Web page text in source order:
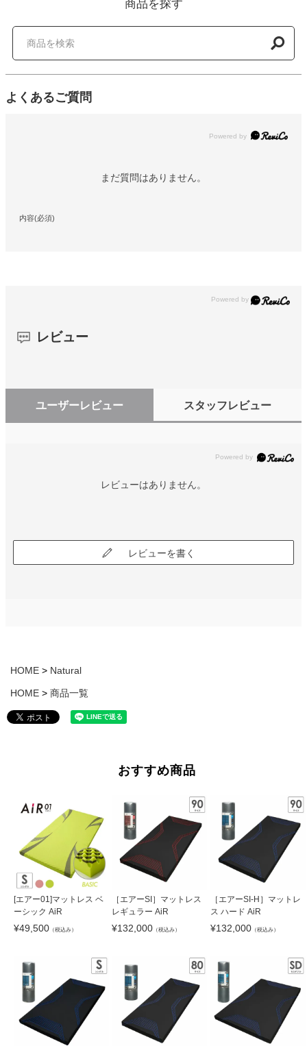
商品を探す
よくあるご質問
Powered by
まだ質問はありません。
内容(必須)
レビュー
ユーザーレビュー スタッフレビュー
レビューはありません。
レビューを書く
HOME Natural
HOME 商品一覧
おすすめ商品
[エアー01]マットレス ベ
ーシック AiR
¥49,500 （税込み）
［エアーSI］マットレス
レギュラー AiR
¥132,000 （税込み）
［エアーSI-H］マットレ
ス ハード AiR
¥132,000（税込み）